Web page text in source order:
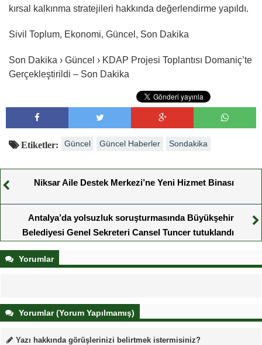
kırsal kalkınma stratejileri hakkında değerlendirme yapıldı.
Sivil Toplum, Ekonomi, Güncel, Son Dakika
Son Dakika › Güncel › KDAP Projesi Toplantısı Domaniç’te
Gerçekleştirildi – Son Dakika
Etiketler: Güncel Güncel Haberler Sondakika
Niksar Aile Destek Merkezi’ne Yeni Hizmet Binası
Antalya’da yolsuzluk soruşturmasında Büyükşehir
Belediyesi Genel Sekreteri Cansel Tuncer tutuklandı
Yorumlar
Yorumlar (Yorum Yapılmamış)
Yazı hakkında görüşlerinizi belirtmek istermisiniz?